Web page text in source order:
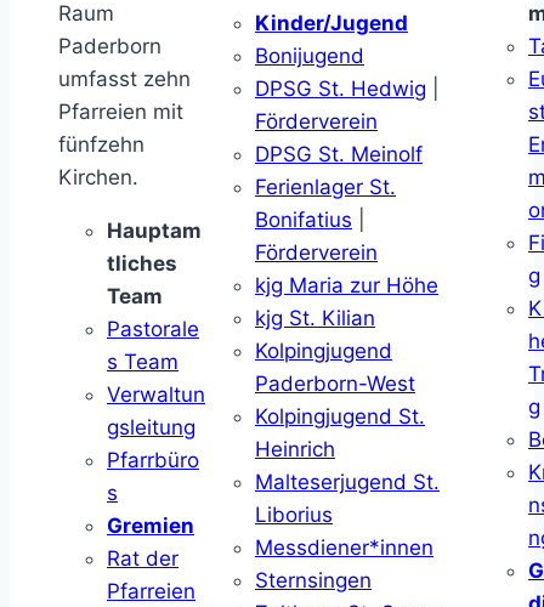
Raum
Paderborn
umfasst zehn
Pfarreien mit
fünfzehn
Kirchen.
Hauptam
tliches
Team
Pastorale
s Team
Verwaltun
gsleitung
Pfarrbüro
s
Gremien
Rat der
Pfarreien
Kinder/Jugend
Bonijugend
DPSG St. Hedwig
Förderverein
DPSG St. Meinolf
Ferienlager St.
Bonifatius
Förderverein
kjg Maria zur Höhe
kjg St. Kilian
Kolpingjugend
Paderborn-West
Kolpingjugend St.
Heinrich
Malteserjugend St.
Liborius
Messdiener*innen
Sternsingen
g
g